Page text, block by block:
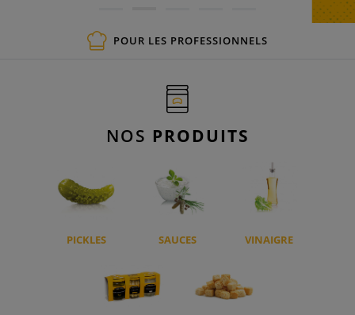
POUR LES PROFESSIONNELS
NOS PRODUITS
PICKLES SAUCES VINAIGRE